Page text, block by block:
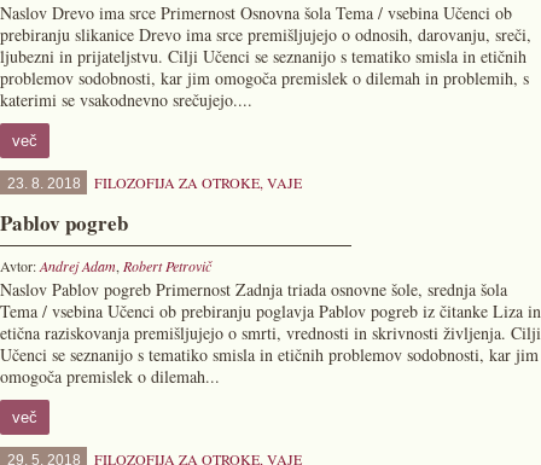
Naslov Drevo ima srce Primernost Osnovna šola Tema / vsebina Učenci ob
prebiranju slikanice Drevo ima srce premišljujejo o odnosih, darovanju, sreči,
ljubezni in prijateljstvu. Cilji Učenci se seznanijo s tematiko smisla in etičnih
problemov sodobnosti, kar jim omogoča premislek o dilemah in problemih, s
katerimi se vsakodnevno srečujejo....
več
23. 8. 2018 FILOZOFIJA ZA OTROKE, VAJE
Pablov pogreb
Avtor:Andrej Adam, Robert Petrovič
Naslov Pablov pogreb Primernost Zadnja triada osnovne šole, srednja šola
Tema / vsebina Učenci ob prebiranju poglavja Pablov pogreb iz čitanke Liza in
etična raziskovanja premišljujejo o smrti, vrednosti in skrivnosti življenja. Cilji
Učenci se seznanijo s tematiko smisla in etičnih problemov sodobnosti, kar jim
omogoča premislek o dilemah...
več
29. 5. 2018 FILOZOFIJA ZA OTROKE, VAJE